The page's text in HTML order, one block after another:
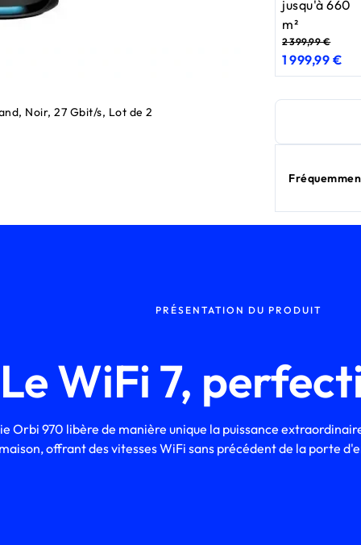
Noir, 27 Gbit/s, Lot de 2
jusqu'à 660
m²
1 999,99 €
2 399,99 €
PRÉSENTATION DU PRODUIT
Le WiFi 7,
Orbi 970 libère de manière unique la puissance
maison, offrant des vitesses WiFi sans précédent de la porte